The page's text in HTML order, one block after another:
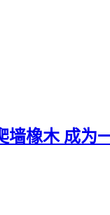
墙橡木 ​成为